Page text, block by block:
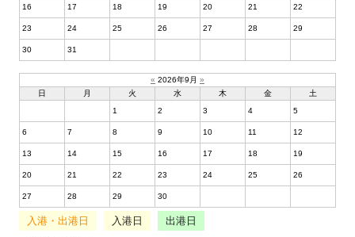
16 17 18 19 20 21 22
23 24 25 26 27 28 29
30 31
« 2026年9月 »
日
月 火 水 木 金
土
1
2 3 4 5
6 7 8 9 10 11 12
13 14 15 16 17 18 19
20 21 22 23 24 25 26
27 28 29 30
入港・出港日 入港日 出港日